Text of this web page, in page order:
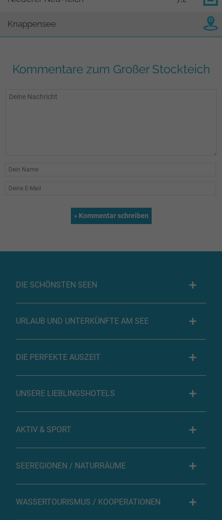
Knappensee
Kommentare zum Großer Stockteich
DIE SCHÖNSTEN SEEN
URLAUB UND UNTERKÜNFTE AM SEE
DIE PERFEKTE AUSZEIT
UNSERE LIEBLINGSHOTELS
AKTIV & SPORT
SEEREGIONEN / NATURRÄUME
WASSERTOURISMUS / KOOPERATIONEN